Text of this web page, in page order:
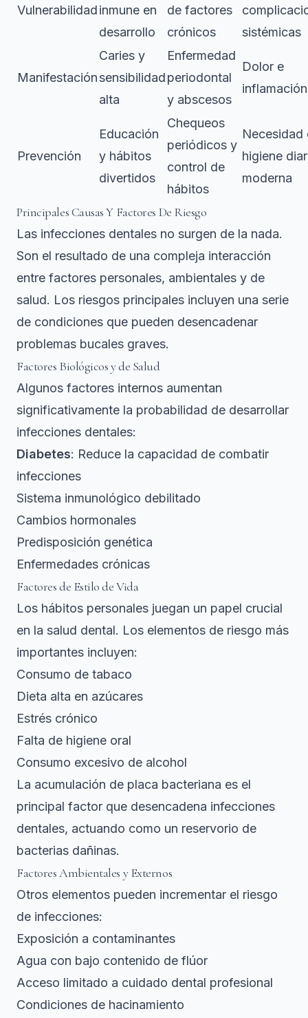
Vulnerabilidadinmune en
desarrollo
de factores
crónicos
sistémicas
Manifestación
Caries y
sensibilidad
alta
Enfermedad
periodontal
y abscesos
Dolor e
inflamación
Prevención
Educación
y hábitos
divertidos
Chequeos
periódicos y
control de
hábitos
Necesidad
higiene
moderna
Principales Causas Y Factores De Riesgo
Las infecciones dentales no surgen de la nada.
Son el resultado de una compleja interacción
entre factores personales, ambientales y de
salud. Los riesgos principales incluyen una serie
de condiciones que pueden desencadenar
problemas bucales graves.
Factores Biológicos y de Salud
Algunos factores internos aumentan
significativamente la probabilidad de desarrollar
infecciones dentales:
Diabetes: Reduce la capacidad de combatir
infecciones
Sistema inmunológico debilitado
Cambios hormonales
Predisposición genética
Enfermedades crónicas
Factores de Estilo de Vida
Los hábitos personales juegan un papel crucial
en la salud dental. Los elementos de riesgo más
importantes incluyen:
Consumo de tabaco
Dieta alta en azúcares
Estrés crónico
Falta de higiene oral
Consumo excesivo de alcohol
La acumulación de placa bacteriana es el
principal factor que desencadena infecciones
dentales, actuando como un reservorio de
bacterias dañinas.
Factores Ambientales y Externos
Otros elementos pueden incrementar el riesgo
de infecciones:
Exposición a contaminantes
Agua con bajo contenido de flúor
Acceso limitado a cuidado dental profesional
Condiciones de hacinamiento